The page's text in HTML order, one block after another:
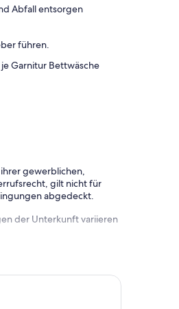
Abfall entsorgen
führen.
Garnitur Bettwäsche
gewerblichen,
gilt nicht für
abgedeckt.
der Unterkunft variieren